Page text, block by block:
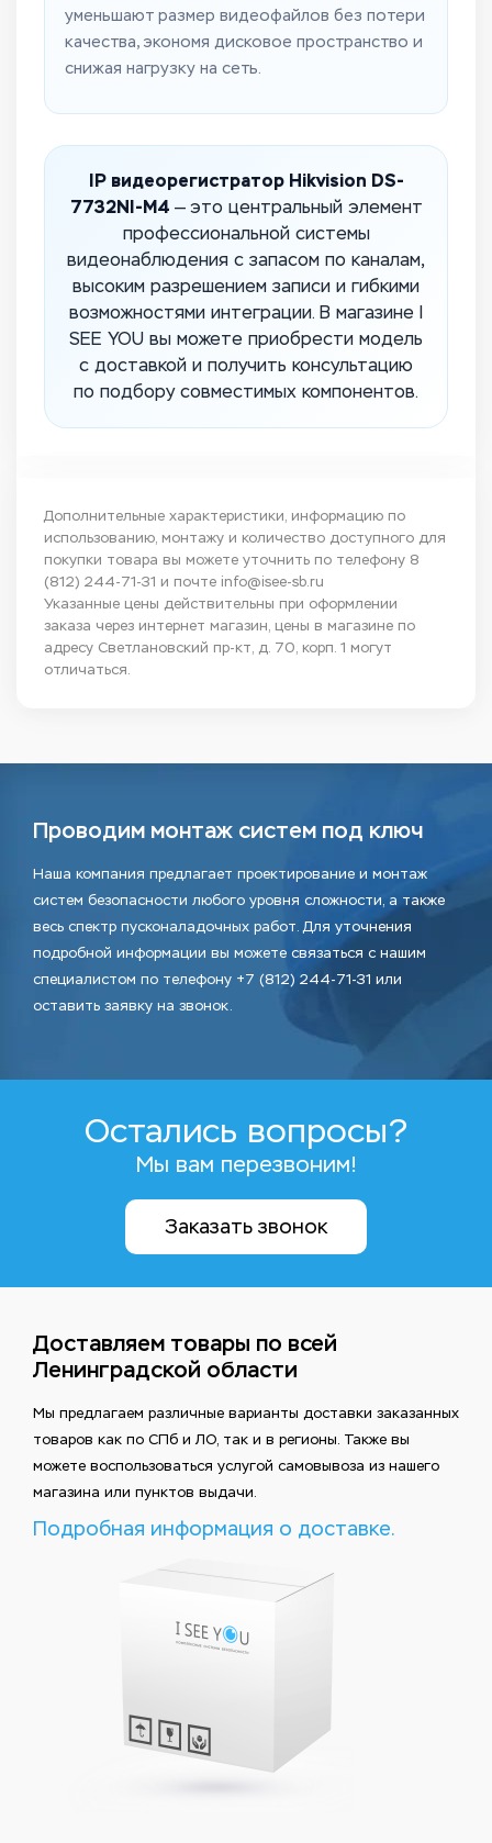
уменьшают размер видеофайлов без потери
качества, экономя дисковое пространство и
снижая нагрузку на сеть.
IP видеорегистратор Hikvision DS-
7732NI-M4 — это центральный элемент
профессиональной системы
видеонаблюдения с запасом по каналам,
высоким разрешением записи и гибкими
возможностями интеграции. В магазине I
SEE YOU вы можете приобрести модель
с доставкой и получить консультацию
по подбору совместимых компонентов.
Дополнительные характеристики, информацию по
использованию, монтажу и количество доступного для
покупки товара вы можете уточнить по телефону 8
(812) 244-71-31 и почте info@isee-sb.ru
Указанные цены действительны при оформлении
заказа через интернет магазин, цены в магазине по
адресу Светлановский пр-кт, д. 70, корп. 1 могут
отличаться.
Проводим монтаж систем под ключ
Наша компания предлагает проектирование и монтаж
систем безопасности любого уровня сложности, а также
весь спектр пусконаладочных работ. Для уточнения
подробной информации вы можете связаться с нашим
специалистом по телефону +7 (812) 244-71-31 или
оставить заявку на звонок.
Остались вопросы?
Мы вам перезвоним!
Заказать звонок
Доставляем товары по всей
Ленинградской области
Мы предлагаем различные варианты доставки заказанных
товаров как по СПб и ЛО, так и в регионы. Также вы
можете воспользоваться услугой самовывоза из нашего
магазина или пунктов выдачи.
Подробная информация о доставке.